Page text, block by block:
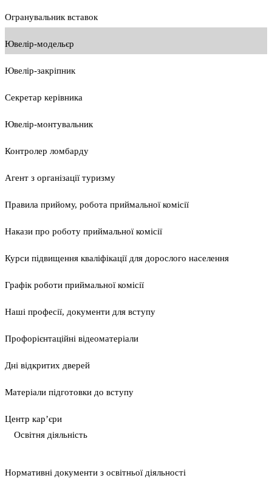
Огранувальник вставок
Ювелір-модельєр
Ювелір-закріпник
Секретар керівника
Ювелір-монтувальник
Контролер ломбарду
Агент з організації туризму
Правила прийому, робота приймальної комісії
Накази про роботу приймальної комісії
Курси підвищення кваліфікації для дорослого населення
Графік роботи приймальної комісії
Наші професії, документи для вступу
Профорієнтаційні відеоматеріали
Дні відкритих дверей
Матеріали підготовки до вступу
Центр кар’єри
Освітня діяльність
Нормативні документи з освітньої діяльності